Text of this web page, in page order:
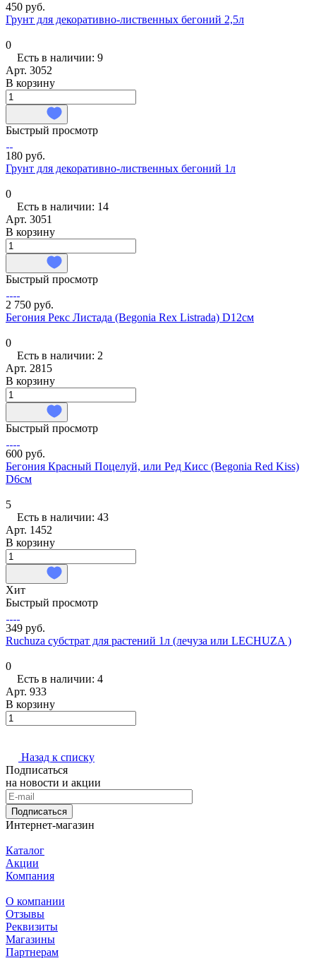
450 руб.
Грунт для декоративно-лиственных бегоний 2,5л
0
Есть в наличии: 9
Арт. 3052
В корзину
Быстрый просмотр
180 руб.
Грунт для декоративно-лиственных бегоний 1л
0
Есть в наличии: 14
Арт. 3051
В корзину
Быстрый просмотр
2 750 руб.
Бегония Рекс Листада (Begonia Rex Listrada) D12см
0
Есть в наличии: 2
Арт. 2815
В корзину
Быстрый просмотр
600 руб.
Бегония Красный Поцелуй, или Ред Кисс (Begonia Red Kiss)
D6см
5
Есть в наличии: 43
Арт. 1452
В корзину
Хит
Быстрый просмотр
349 руб.
Ruchuza субстрат для растений 1л (лечуза или LECHUZA )
0
Есть в наличии: 4
Арт. 933
В корзину
Назад к списку
Подписаться
на новости и акции
Подписаться
Интернет-магазин
Каталог
Акции
Компания
О компании
Отзывы
Реквизиты
Магазины
Партнерам